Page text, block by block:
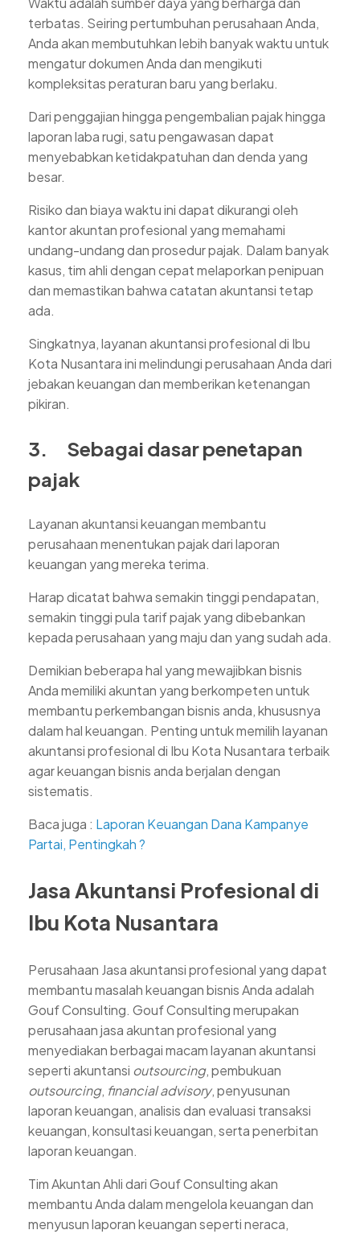
terbatas. Seiring pertumbuhan perusahaan Anda,
Anda akan membutuhkan lebih banyak waktu untuk
mengatur dokumen Anda dan mengikuti
kompleksitas peraturan baru yang berlaku.
Dari penggajian hingga pengembalian pajak hingga
laporan laba rugi, satu pengawasan dapat
menyebabkan ketidakpatuhan dan denda yang
besar.
Risiko dan biaya waktu ini dapat dikurangi oleh
kantor akuntan profesional yang memahami
undang-undang dan prosedur pajak. Dalam banyak
kasus, tim ahli dengan cepat melaporkan penipuan
dan memastikan bahwa catatan akuntansi tetap
ada.
Singkatnya, layanan akuntansi profesional di Ibu
Kota Nusantara ini melindungi perusahaan Anda dari
jebakan keuangan dan memberikan ketenangan
pikiran.
3. Sebagai dasar penetapan
pajak
Layanan akuntansi keuangan membantu
perusahaan menentukan pajak dari laporan
keuangan yang mereka terima.
Harap dicatat bahwa semakin tinggi pendapatan,
semakin tinggi pula tarif pajak yang dibebankan
kepada perusahaan yang maju dan yang sudah ada.
Demikian beberapa hal yang mewajibkan bisnis
Anda memiliki akuntan yang berkompeten untuk
membantu perkembangan bisnis anda, khususnya
dalam hal keuangan. Penting untuk memilih layanan
akuntansi profesional di Ibu Kota Nusantara terbaik
agar keuangan bisnis anda berjalan dengan
sistematis.
Baca juga : Laporan Keuangan Dana Kampanye
Partai, Pentingkah ?
Jasa Akuntansi Profesional di
Ibu Kota Nusantara
Perusahaan Jasa akuntansi profesional yang dapat
membantu masalah keuangan bisnis Anda adalah
Gouf Consulting. Gouf Consulting merupakan
perusahaan jasa akuntan profesional yang
menyediakan berbagai macam layanan akuntansi
seperti akuntansi outsourcing, pembukuan
outsourcing, financial advisory, penyusunan
laporan keuangan, analisis dan evaluasi transaksi
keuangan, konsultasi keuangan, serta penerbitan
laporan keuangan.
Tim Akuntan Ahli dari Gouf Consulting akan
membantu Anda dalam mengelola keuangan dan
menyusun laporan keuangan seperti neraca,